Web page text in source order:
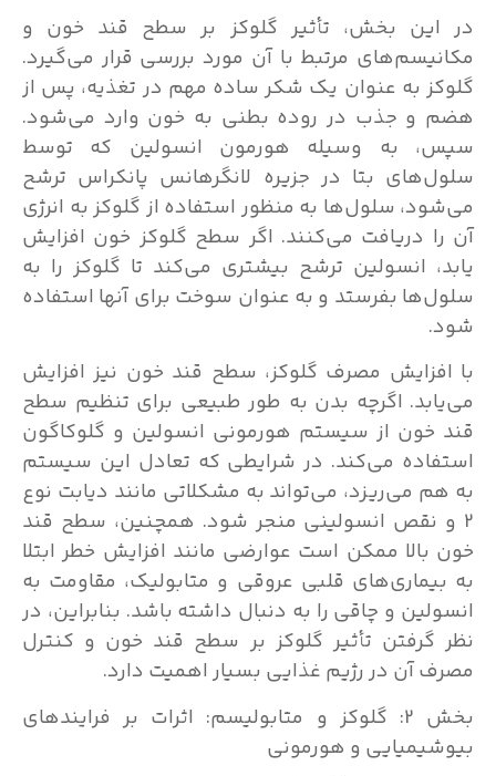
در این بخش، تأثیر گلوکز بر سطح قند خون و
مکانیسم‌های مرتبط با آن مورد بررسی قرار می‌گیرد.
گلوکز به عنوان یک شکر ساده مهم در تغذیه، پس از
هضم و جذب در روده بطنی به خون وارد می‌شود.
سپس، به وسیله هورمون انسولین که توسط
سلول‌های بتا در جزیره لانگرهانس پانکراس ترشح
می‌شود، سلول‌ها به منظور استفاده از گلوکز به انرژی
آن را دریافت می‌کنند. اگر سطح گلوکز خون افزایش
یابد، انسولین ترشح بیشتری می‌کند تا گلوکز را به
سلول‌ها بفرستد و به عنوان سوخت برای آنها استفاده
شود.
با افزایش مصرف گلوکز، سطح قند خون نیز افزایش
می‌یابد. اگرچه بدن به طور طبیعی برای تنظیم سطح
قند خون از سیستم هورمونی انسولین و گلوکاگون
استفاده می‌کند. در شرایطی که تعادل این سیستم
به هم می‌ریزد، می‌تواند به مشکلاتی مانند دیابت نوع
2 و نقص انسولینی منجر شود. همچنین، سطح قند
خون بالا ممکن است عوارضی مانند افزایش خطر ابتلا
به بیماری‌های قلبی عروقی و متابولیک، مقاومت به
انسولین و چاقی را به دنبال داشته باشد. بنابراین، در
نظر گرفتن تأثیر گلوکز بر سطح قند خون و کنترل
مصرف آن در رژیم غذایی بسیار اهمیت دارد.
بخش 2: گلوکز و متابولیسم: اثرات بر فرایندهای
بیوشیمیایی و هورمونی